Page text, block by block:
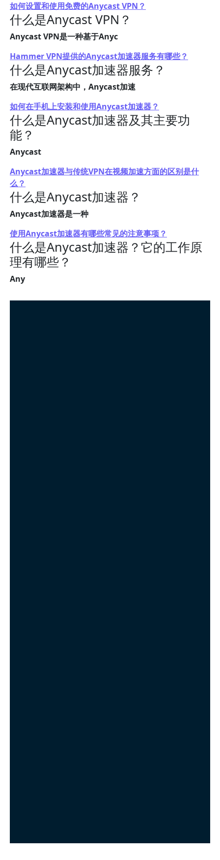
如何设置和使用免费的Anycast VPN？
什么是Anycast VPN？
Anycast VPN是一种基于Anyc
Hammer VPN提供的Anycast加速器服务有哪些？
什么是Anycast加速器服务？
在现代互联网架构中，Anycast加速
如何在手机上安装和使用Anycast加速器？
什么是Anycast加速器及其主要功
能？
Anycast
Anycast加速器与传统VPN在视频加速方面的区别是什
么？
什么是Anycast加速器？
Anycast加速器是一种
使用Anycast加速器有哪些常见的注意事项？
什么是Anycast加速器？它的工作原
理有哪些？
Any